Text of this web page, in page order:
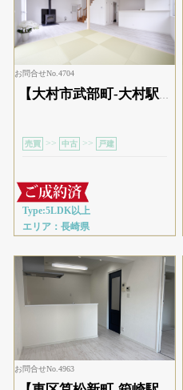
お問合せNo.4704
【大村市武部町-大村駅 徒歩6分】駐車場4台付きのリノベ済み5LDK
売買 >> 中古 >> 戸建
Type:5LDK以上
エリア：長崎県
お問合せNo.4963